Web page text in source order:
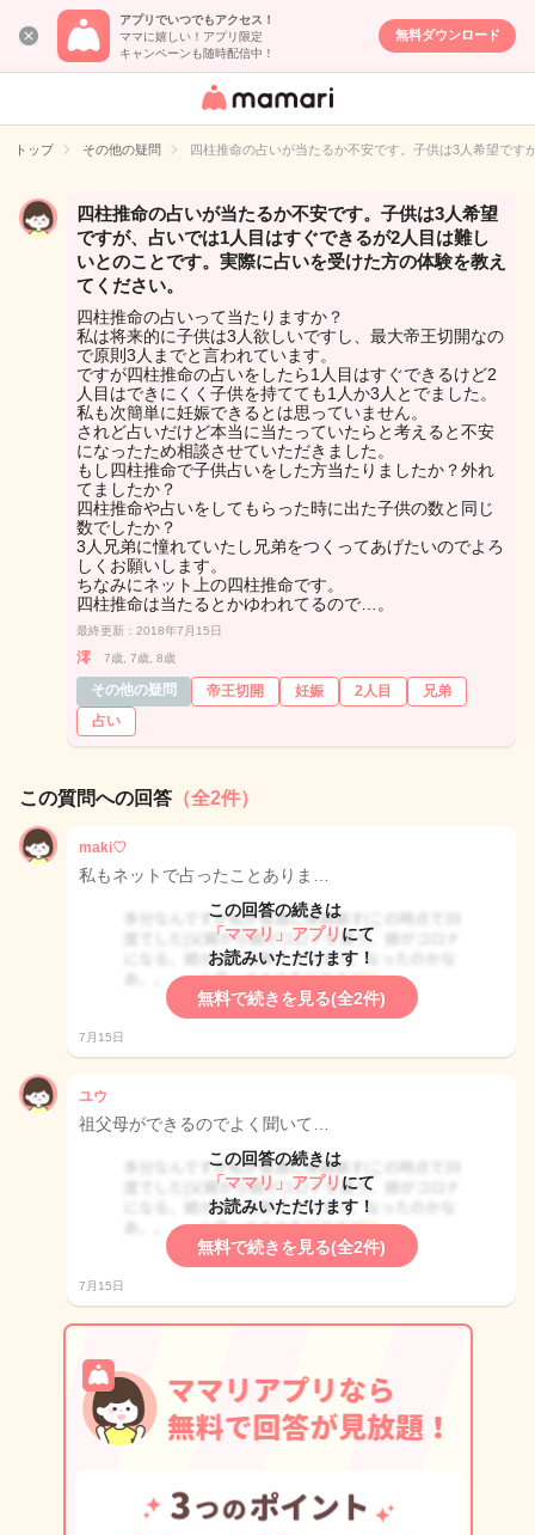
アプリでいつでもアクセス！
ママに嬉しい！アプリ限定
キャンペーンも随時配信中！
無料ダウンロード
女性専用匿名QA
イト
トップ その他の疑問 四柱推命の占いが当たるか不安です。子供は3人希望で
四柱推命の占いが当たるか不安です。子供は3人希望
ですが、占いでは1人目はすぐできるが2人目は難し
いとのことです。実際に占いを受けた方の体験を教え
てください。
四柱推命の占いって当たりますか？
私は将来的に子供は3人欲しいですし、最大帝王切開なの
で原則3人までと言われています。
ですが四柱推命の占いをしたら1人目はすぐできるけど2
人目はできにくく子供を持てても1人か3人とでました。
私も次簡単に妊娠できるとは思っていません。
されど占いだけど本当に当たっていたらと考えると不安
になったため相談させていただきました。
もし四柱推命で子供占いをした方当たりましたか？外れ
てましたか？
四柱推命や占いをしてもらった時に出た子供の数と同じ
数でしたか？
3人兄弟に憧れていたし兄弟をつくってあげたいのでよろ
しくお願いします。
ちなみにネット上の四柱推命です。
四柱推命は当たるとかゆわれてるので…。
最終更新：2018年7月15日
澪 7歳, 7歳, 8歳
その他の疑問 帝王切開 妊娠 2人目
兄弟
占い
この質問への回答 （全2件）
maki♡
私もネットで占ったことありま…
この回答の続きは
「ママリ」アプリ にて
お読みいただけます！
無料で続きを見る(全2件)
7月15日
ユウ
祖父母ができるのでよく聞いて…
この回答の続きは
「ママリ」アプリ にて
お読みいただけます！
無料で続きを見る(全2件)
7月15日